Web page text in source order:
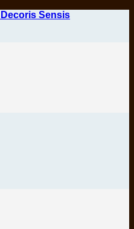
Sensis